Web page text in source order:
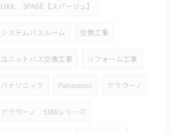
LIXIL SPAGE【スパージュ】
システムバスルーム 交換工事
ユニットバス交換工事 リフォーム工事
パナソニック Panasonic アラウーノ
アラウーノ S160シリーズ